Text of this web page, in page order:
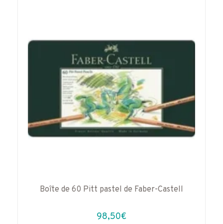
la
page
Boîte de 60 Pitt pastel de Faber-Castell
98,50€